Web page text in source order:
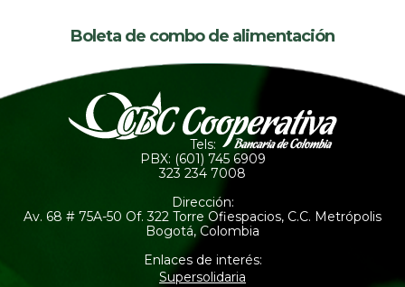
Boleta de combo de alimentación
Tels:
PBX: (601) 745 6909
323 234 7008
Dirección:
Av. 68 # 75A-50 Of. 322 Torre Ofiespacios, C.C. Metrópolis
Bogotá, Colombia
Enlaces de interés:
Supersolidaria